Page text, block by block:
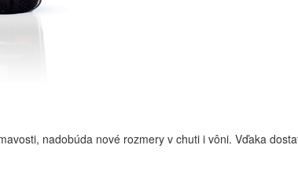
nadobúda nové rozmery v chuti i vôni. Vďaka